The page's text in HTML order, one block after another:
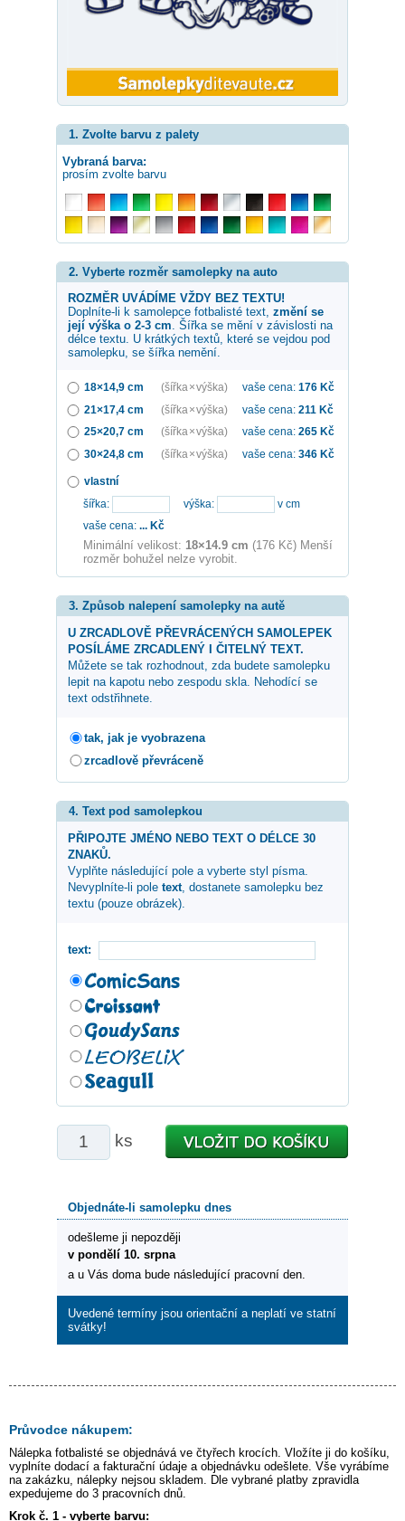
1. Zvolte barvu z palety
Vybraná barva:
prosím zvolte barvu
2. Vyberte rozměr samolepky na auto
ROZMĚR UVÁDÍME VŽDY BEZ TEXTU!
Doplníte-li k samolepce fotbalisté text, změní se
její výška o 2-3 cm . Šířka se mění v závislosti na
délce textu. U krátkých textů, které se vejdou pod
samolepku, se šířka nemění.
18×14,9 cm (šířka × výška) vaše cena: 176 Kč
21×17,4 cm
(šířka × výška) vaše cena: 211 Kč
25×20,7 cm
(šířka × výška) vaše cena: 265 Kč
30×24,8 cm
(šířka × výška) vaše cena: 346 Kč
vlastní
šířka:
výška:
v cm
vaše cena:
Kč
Minimální velikost: 18×14.9 cm (176 Kč) Menší
rozměr bohužel nelze vyrobit.
3. Způsob nalepení samolepky na autě
U ZRCADLOVĚ PŘEVRÁCENÝCH SAMOLEPEK
POSÍLÁME ZRCADLENÝ I ČITELNÝ TEXT.
Můžete se tak rozhodnout, zda budete samolepku
lepit na kapotu nebo zespodu skla. Nehodící se
text odstřihnete.
tak, jak je vyobrazena
zrcadlově převráceně
4. Text pod samolepkou
PŘIPOJTE JMÉNO NEBO TEXT O DÉLCE 30
ZNAKŮ.
Vyplňte následující pole a vyberte styl písma.
Nevyplníte-li pole text, dostanete samolepku bez
textu (pouze obrázek).
text:
ks
Objednáte-li samolepku dnes
odešleme ji nepozději
v pondělí 10. srpna
a u Vás doma bude následující pracovní den.
Uvedené termíny jsou orientační a neplatí ve statní
svátky!
Průvodce nákupem:
Nálepka fotbalisté se objednává ve čtyřech krocích. Vložíte ji do košíku,
vyplníte dodací a fakturační údaje a objednávku odešlete. Vše vyrábíme
na zakázku, nálepky nejsou skladem. Dle vybrané platby zpravidla
expedujeme do 3 pracovních dnů.
Krok č. 1 - vyberte barvu: